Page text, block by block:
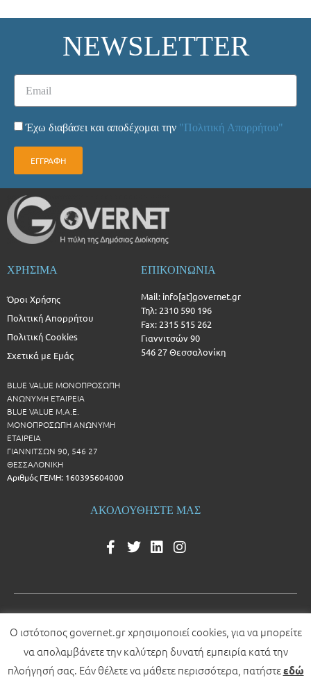
NEWSLETTER
Έχω διαβάσει και αποδέχομαι την "Πολιτική Απορρήτου"
ΕΓΓΡΑΦΗ
ΧΡΗΣΙΜΑ
Όροι Χρήσης
Πολιτική Απορρήτου
Πολιτική Cookies
Σχετικά με Εμάς
BLUE VALUE ΜΟΝΟΠΡΟΣΩΠΗ
ΑΝΩΝΥΜΗ ΕΤΑΙΡΕΙΑ
BLUE VALUE Μ.Α.Ε.
ΜΟΝΟΠΡΟΣΩΠΗ ΑΝΩΝΥΜΗ
ΕΤΑΙΡΕΙΑ
ΓΙΑΝΝΙΤΣΩΝ 90, 546 27
ΘΕΣΣΑΛΟΝΙΚΗ
Αριθμός ΓΕΜΗ: 160395604000
ΕΠΙΚΟΙΝΩΝΙΑ
Mail: info[at]governet.gr
Τηλ: 2310 590 196
Fax: 2315 515 262
Γιαννιτσών 90
546 27 Θεσσαλονίκη
ΑΚΟΛΟΥΘΗΣΤΕ ΜΑΣ
© 2026 All rights reserved
Development by
Ο ιστότοπος governet.gr χρησιμοποιεί cookies, για να μπορείτε
να απολαμβάνετε την καλύτερη δυνατή εμπειρία κατά την
πλοήγησή σας. Εάν θέλετε να μάθετε περισσότερα, πατήστεεδώ